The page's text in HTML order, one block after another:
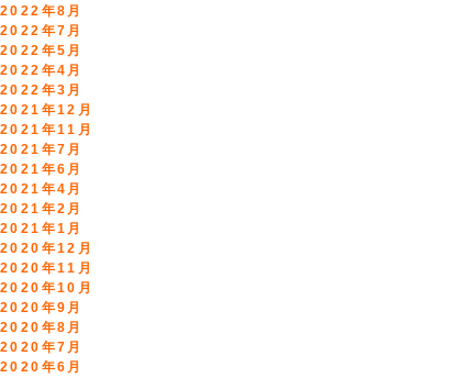
2022年8月
2022年7月
2022年5月
2022年4月
2022年3月
2021年12月
2021年11月
2021年7月
2021年6月
2021年4月
2021年2月
2021年1月
2020年12月
2020年11月
2020年10月
2020年9月
2020年8月
2020年7月
2020年6月